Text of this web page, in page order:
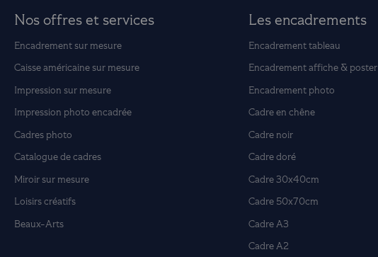
Nos offres et services
Encadrement sur mesure
Caisse américaine sur mesure
Impression sur mesure
Impression photo encadrée
Cadres photo
Catalogue de cadres
Miroir sur mesure
Loisirs créatifs
Beaux-Arts
Les encadrements
Encadrement tableau
Encadrement affiche & poster
Encadrement photo
Cadre en chêne
Cadre noir
Cadre doré
Cadre 30x40cm
Cadre 50x70cm
Cadre A3
Cadre A2